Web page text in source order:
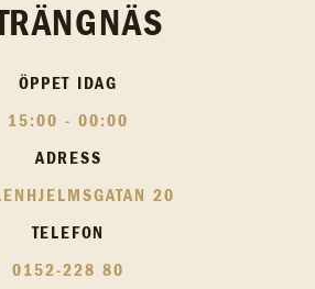
ÖPPET IDAG
15:00 - 00:00
ADRESS
20
TELEFON
0152-228 80